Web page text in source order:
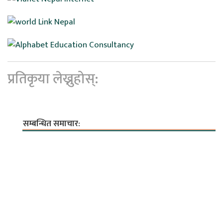
प्रतिकृया लेख्नुहोस्:
सम्बन्धित समाचार: